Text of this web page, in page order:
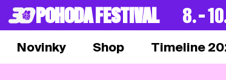
POHODA FESTIVAL 8. –
Novinky Shop Timeline